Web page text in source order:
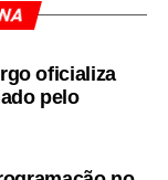
oficializa
pelo